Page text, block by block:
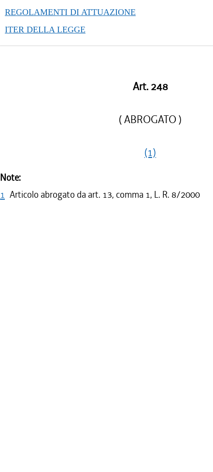
REGOLAMENTI DI ATTUAZIONE
ITER DELLA LEGGE
Art. 248
( ABROGATO )
(1)
Note:
1 Articolo abrogato da art. 13, comma 1, L. R. 8/2000